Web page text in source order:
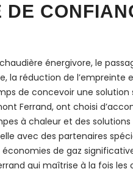
énergivore, le
la réduction de
de concevoir une solution
Ferrand, ont choisi
à chaleur et des
avec des partenaires
de gaz
qui maîtrise à la fois